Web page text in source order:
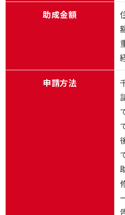
助成金額
申請方法